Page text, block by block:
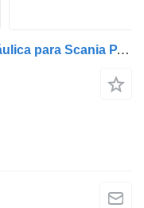
Eaton 411AK00155A bomba hidráulica para Scania P,G,R,T-series (2004-2017) cabeza tractora